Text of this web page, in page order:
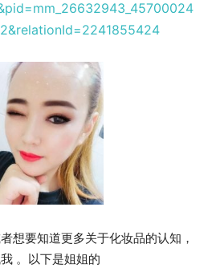
想要知道更多关于化妆品的认知，
。以下是姐姐的